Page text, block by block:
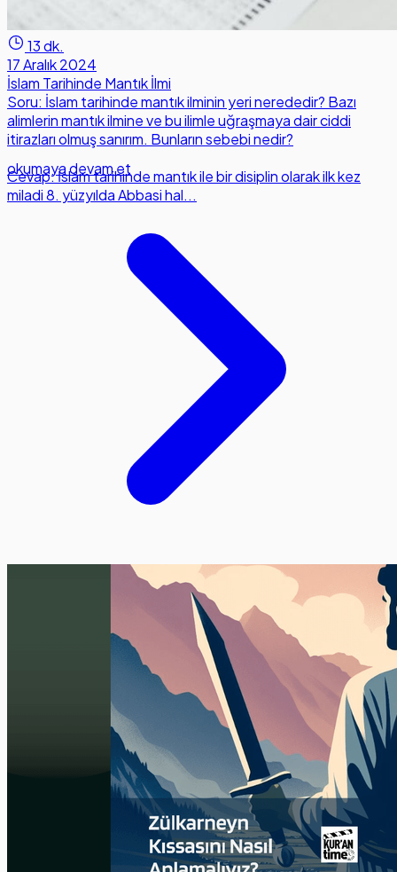
13 dk.
17 Aralık 2024
İslam Tarihinde Mantık İlmi
Soru: İslam tarihinde mantık ilminin yeri nerededir? Bazı
alimlerin mantık ilmine ve bu ilimle uğraşmaya dair ciddi
itirazları olmuş sanırım. Bunların sebebi nedir?
Cevap: İslam tarihinde mantık ile bir disiplin olarak ilk kez
miladi 8. yüzyılda Abbasi hal...
okumaya devam et